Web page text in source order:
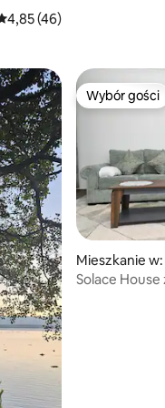
ocena: 4,85 na 5,
4,85 (46)
Wybór gości
Wybór gości
Mieszkanie
Solace